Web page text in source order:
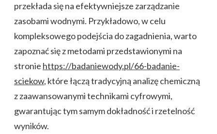
przekłada się na efektywniejsze zarządzanie
zasobami wodnymi. Przykładowo, w celu
kompleksowego podejścia do zagadnienia, warto
zapoznać się z metodami przedstawionymi na
stronie https://badaniewody.pl/66-badanie-
sciekow, które łączą tradycyjną analizę chemiczną
z zaawansowanymi technikami cyfrowymi,
gwarantując tym samym dokładność i rzetelność
wyników.